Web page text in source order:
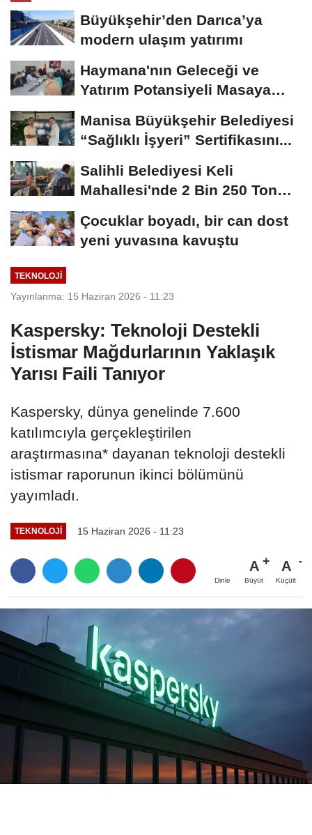
Büyükşehir’den Darıca’ya
modern ulaşım yatırımı
Haymana'nın Geleceği ve
Yatırım Potansiyeli Masaya
Manisa Büyükşehir Belediyesi
“Sağlıklı İşyeri” Sertifikasını...
Salihli Belediyesi Keli
Mahallesi'nde 2 Bin 250 Ton
Çocuklar boyadı, bir can dost
yeni yuvasına kavuştu
TEKNOLOJİ
Yayınlanma: 15 Haziran 2026 - 11:23
Kaspersky: Teknoloji Destekli
İstismar Mağdurlarının Yaklaşık
Yarısı Faili Tanıyor
Kaspersky, dünya genelinde 7.600
katılımcıyla gerçekleştirilen
araştırmasına* dayanan teknoloji destekli
istismar raporunun ikinci bölümünü
yayımladı.
TEKNOLOJİ 15 Haziran 2026 - 11:23
Dinle
A
Büyüt
A
Küçült